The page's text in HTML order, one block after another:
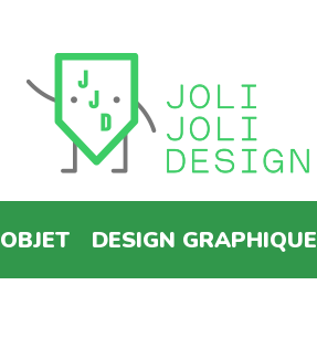
DESIGN GRAPHIQUE